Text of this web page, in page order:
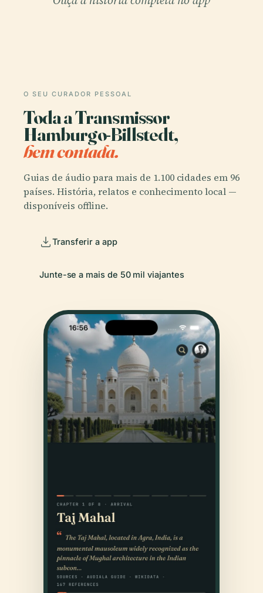
O SEU CURADOR PESSOAL
Toda a Transmissor
Hamburgo-Billstedt,
bem contada.
Guias de áudio para mais de 1.100 cidades em 96
países. História, relatos e conhecimento local —
disponíveis offline.
Transferir a app
Junte-se a mais de 50 mil viajantes